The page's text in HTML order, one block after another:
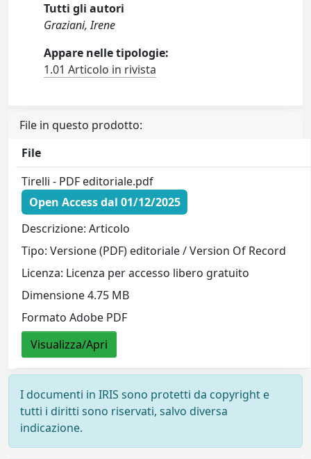
Tutti gli autori
Graziani, Irene
Appare nelle tipologie:
1.01 Articolo in rivista
File in questo prodotto:
File
Tirelli - PDF editoriale.pdf
Open Access dal 01/12/2025
Descrizione: Articolo
Tipo: Versione (PDF) editoriale / Version Of Record
Licenza: Licenza per accesso libero gratuito
Dimensione 4.75 MB
Formato Adobe PDF
Visualizza/Apri
I documenti in IRIS sono protetti da copyright e
tutti i diritti sono riservati, salvo diversa
indicazione.